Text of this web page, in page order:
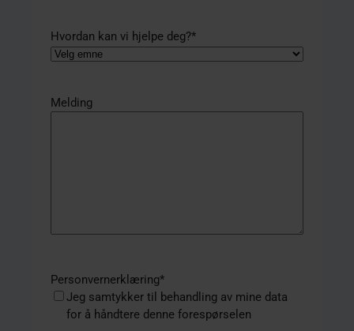
Hvordan kan vi hjelpe deg?*
Melding
Personvernerklæring*
Jeg samtykker til behandling av mine data
for å håndtere denne forespørselen